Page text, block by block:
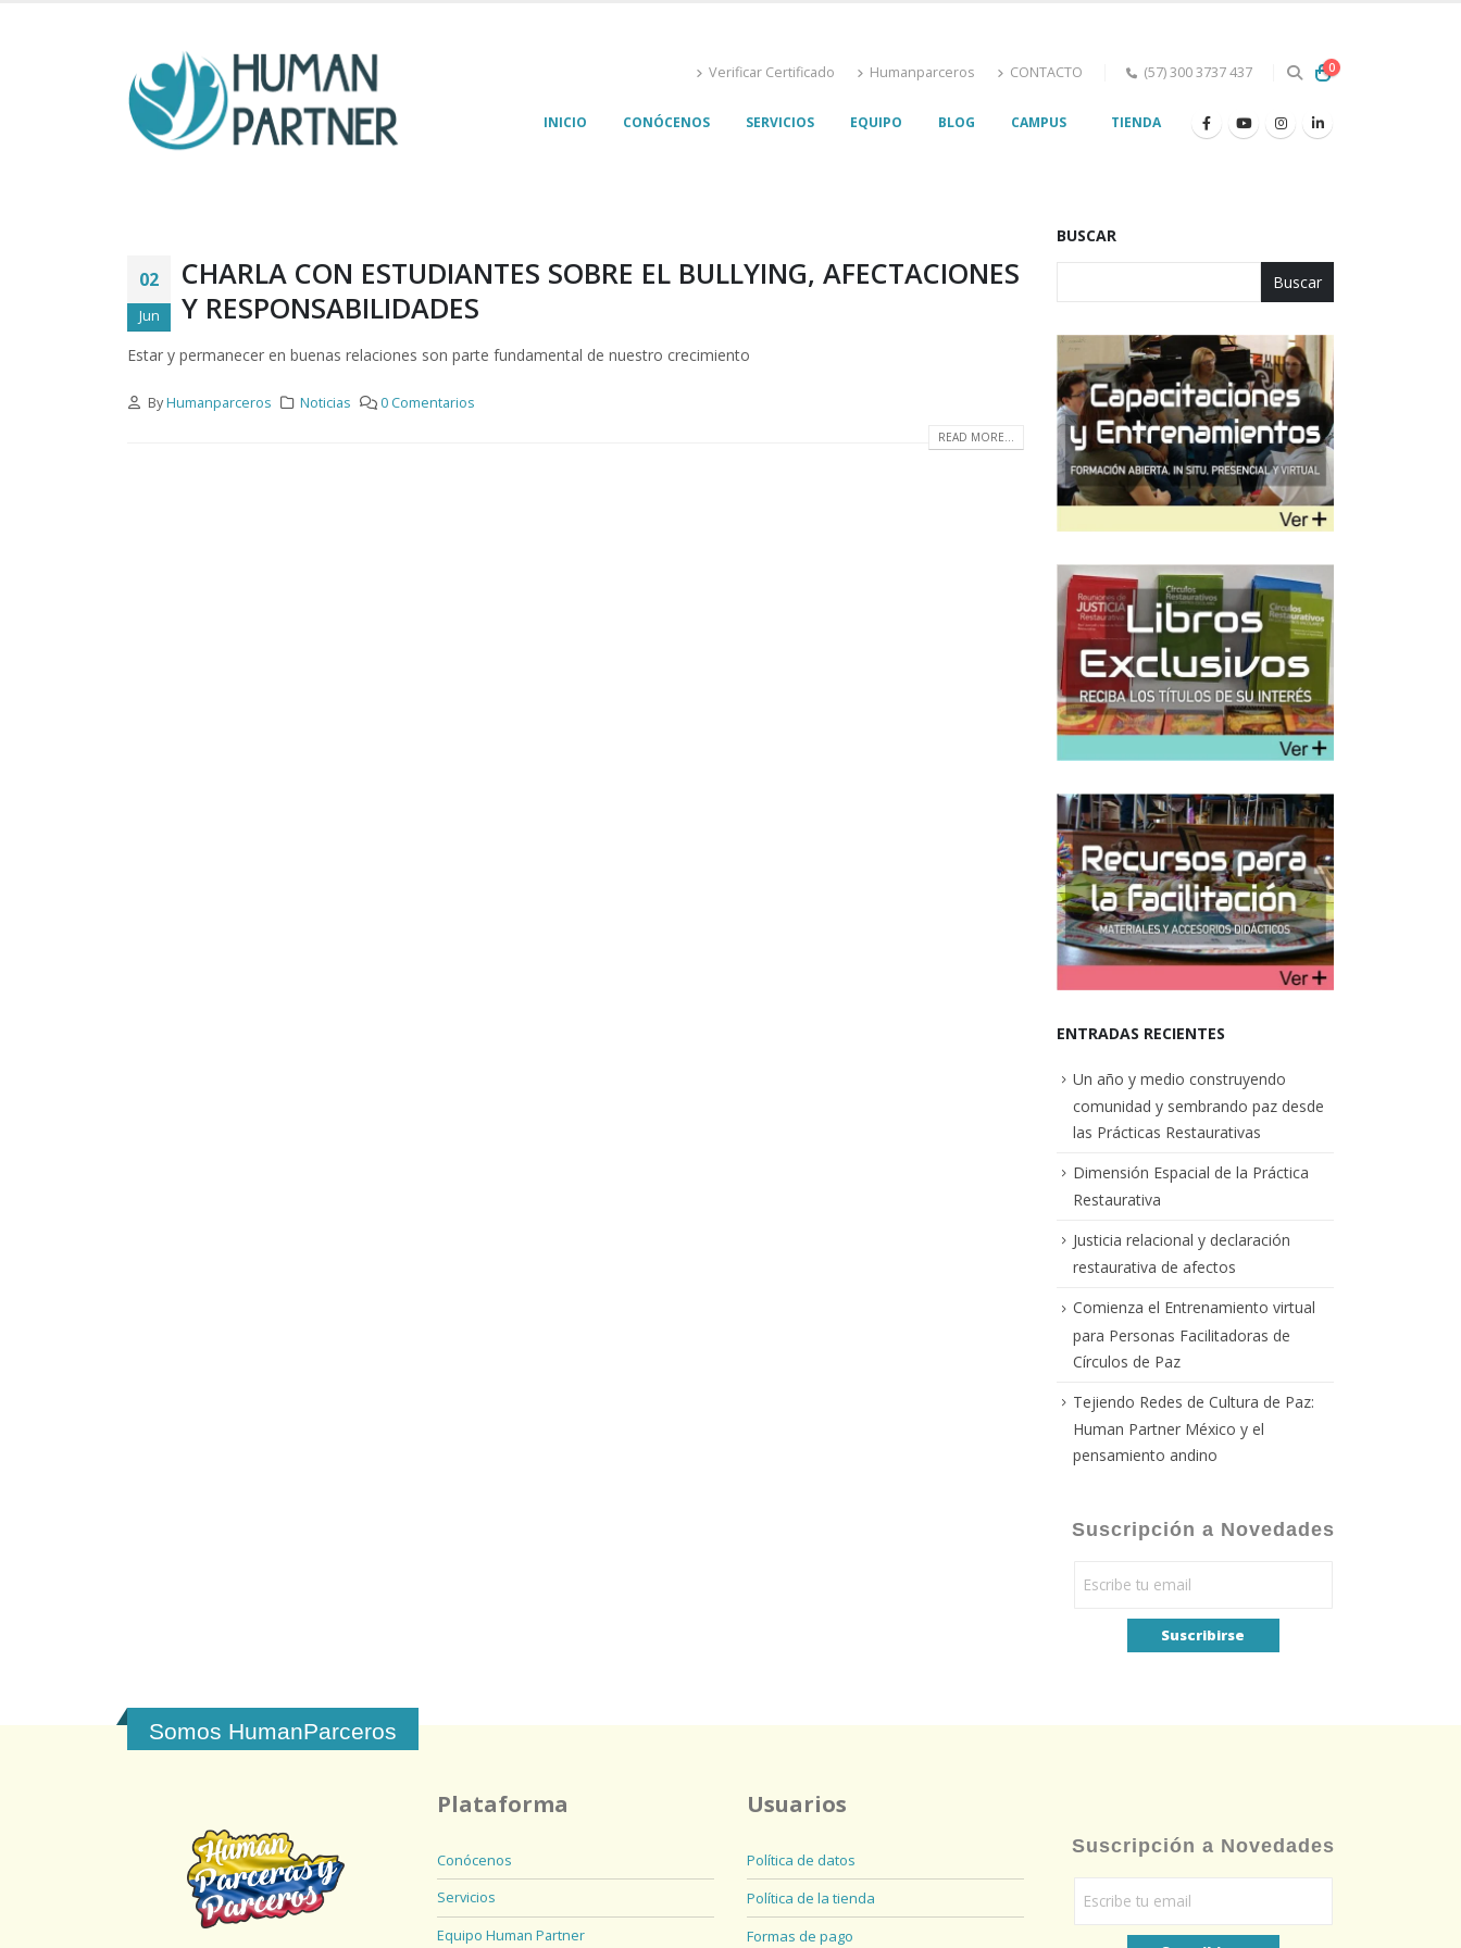
Verificar Certificado Humanparceros CONTACTO (57) 300 3737 437 0
INICIO CONÓCENOS SERVICIOS EQUIPO BLOG CAMPUS TIENDA
02
Jun
CHARLA CON ESTUDIANTES SOBRE EL BULLYING, AFECTACIONES
Y RESPONSABILIDADES
Estar y permanecer en buenas relaciones son parte fundamental de nuestro crecimiento
ByHumanparceros Noticias 0 Comentarios
READ MORE...
BUSCAR
Buscar
ENTRADAS RECIENTES
Un año y medio construyendo
comunidad y sembrando paz desde
las Prácticas Restaurativas
Dimensión Espacial de la Práctica
Restaurativa
Justicia relacional y declaración
restaurativa de afectos
Comienza el Entrenamiento virtual
para Personas Facilitadoras de
Círculos de Paz
Tejiendo Redes de Cultura de Paz:
Human Partner México y el
pensamiento andino
Suscripción a Novedades
Somos HumanParceros
Plataforma
Conócenos
Servicios
Equipo Human Partner
Usuarios
Política de datos
Política de la tienda
Formas de pago
Suscripción a Novedades